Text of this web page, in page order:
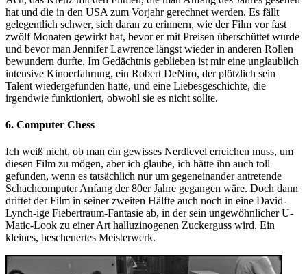
hat und die in den USA zum Vorjahr gerechnet werden. Es fällt
gelegentlich schwer, sich daran zu erinnern, wie der Film vor fast
zwölf Monaten gewirkt hat, bevor er mit Preisen überschüttet wurde
und bevor man Jennifer Lawrence längst wieder in anderen Rollen
bewundern durfte. Im Gedächtnis geblieben ist mir eine unglaublich
intensive Kinoerfahrung, ein Robert DeNiro, der plötzlich sein
Talent wiedergefunden hatte, und eine Liebesgeschichte, die
irgendwie funktioniert, obwohl sie es nicht sollte.
6. Computer Chess
Ich weiß nicht, ob man ein gewisses Nerdlevel erreichen muss, um
diesen Film zu mögen, aber ich glaube, ich hätte ihn auch toll
gefunden, wenn es tatsächlich nur um gegeneinander antretende
Schachcomputer Anfang der 80er Jahre gegangen wäre. Doch dann
driftet der Film in seiner zweiten Hälfte auch noch in eine David-
Lynch-ige Fiebertraum-Fantasie ab, in der sein ungewöhnlicher U-
Matic-Look zu einer Art halluzinogenen Zuckerguss wird. Ein
kleines, bescheuertes Meisterwerk.